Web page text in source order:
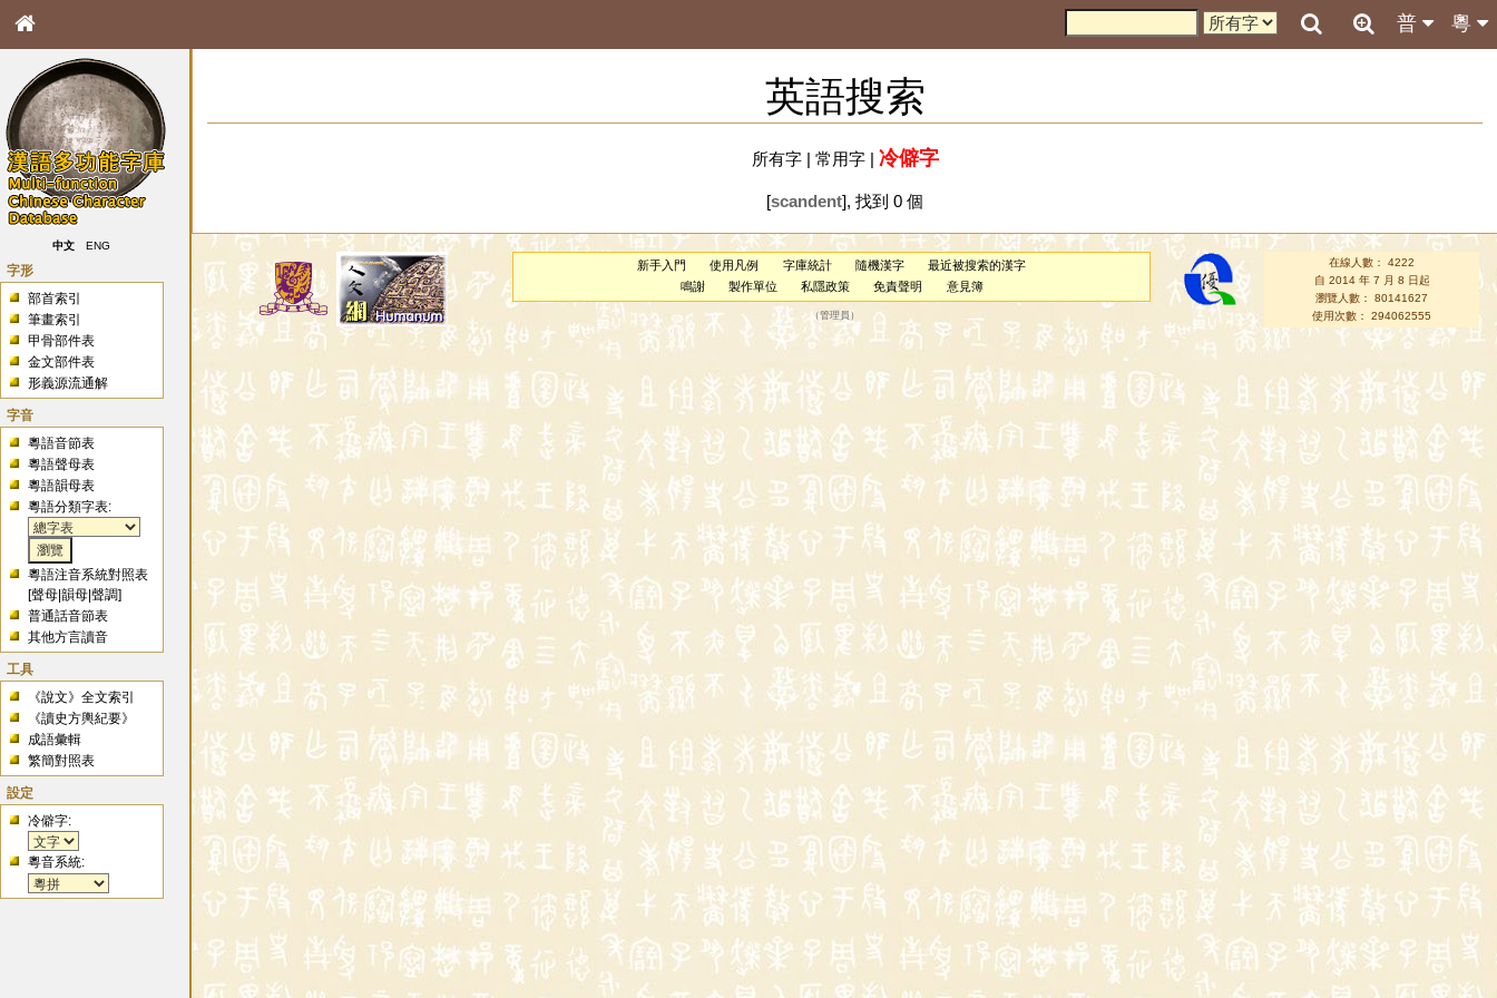
粵
普
中文 ENG
字形
部首索引
筆畫索引
甲骨部件表
金文部件表
形義源流通解
字音
粵語音節表
粵語聲母表
粵語韻母表
粵語分類字表:
粵語注音系統對照表
[聲母 |韻母 |聲調]
普通話音節表
其他方言讀音
工具
《說文》全文索引
《讀史方輿紀要》
成語彙輯
繁簡對照表
設定
冷僻字:
粵音系統:
英語搜索
所有字| 常用字| 冷僻字
[scandent], 找到 0 個
新手入門 使用凡例 字庫統計 隨機漢字
最近被搜索的漢字
鳴謝
製作單位 私隱政策 免責聲明 意見簿
（管理員 ）
在線人數： 4222
自 2014 年 7 月 8 日起
瀏覽人數： 80141627
使用次數： 294062555